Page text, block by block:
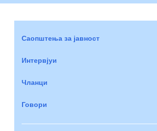
Саопштења за јавност
Интервјуи
Чланци
Говори